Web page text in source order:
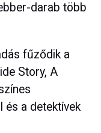
darab több
fűződik a
Story, A
és a detektívek